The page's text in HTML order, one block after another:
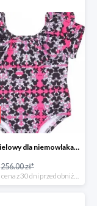
Strój kąpielowy dla niemowlaka Myszka -50%
256.00 zł*